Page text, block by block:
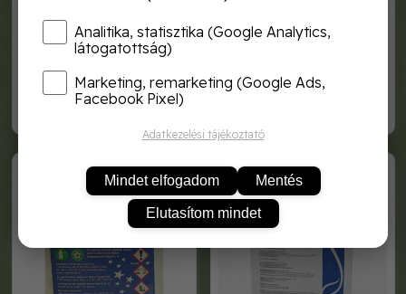
Analitika, statisztika (Google Analytics,
látogatottság)
Marketing, remarketing (Google Ads,
Facebook Pixel)
Adatkezelési tájékoztató
Mindet elfogadom Mentés
Elutasítom mindet